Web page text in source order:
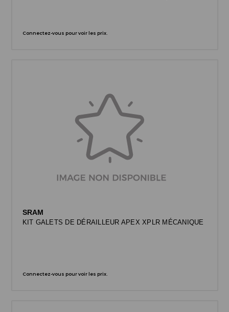
Connectez-vous pour voir les prix.
SRAM
KIT GALETS DE DÉRAILLEUR APEX XPLR MÉCANIQUE
Connectez-vous pour voir les prix.